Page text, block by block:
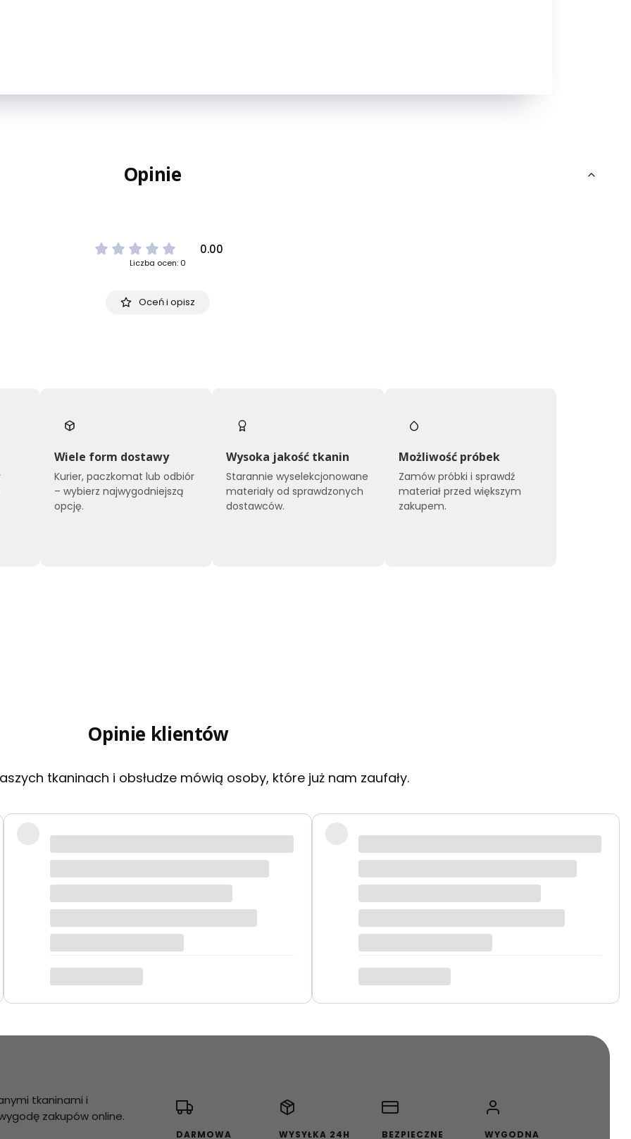
Opinie
0.00
Liczba ocen: 0
Oceń i opisz
Wiele form dostawy
Kurier, paczkomat lub odbiór
– wybierz najwygodniejszą
opcję.
Wysoka jakość tkanin
Starannie wyselekcjonowane
materiały od sprawdzonych
dostawców.
Możliwość próbek
Zamów próbki i sprawdź
materiał przed większym
zakupem.
Opinie klientów
tkaninach i obsłudze mówią osoby, które już nam zaufały.
jak na zdjęciach. Zamówienie przyszło szybko i było starannie zapakowane.
tkaninami i
zakupów online.
DARMOWA
WYSYŁKA 24H
BEZPIECZNE
WYGODNA